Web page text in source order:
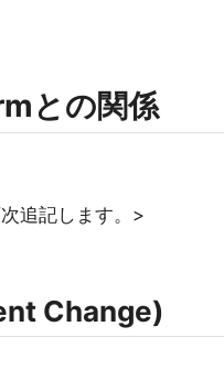
との関係
追記します。>
Change)